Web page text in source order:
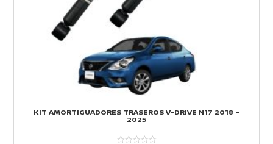
KIT AMORTIGUADORES TRASEROS V-DRIVE N17 2018 –
2025